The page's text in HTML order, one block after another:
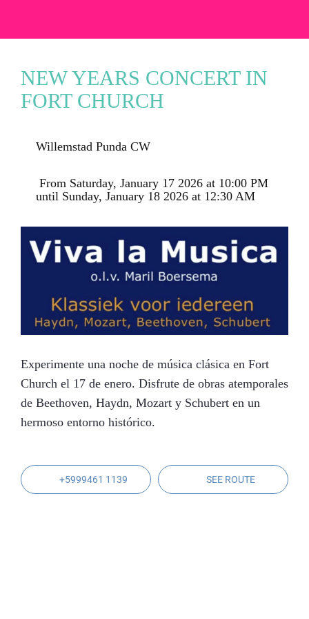
NEW YEARS CONCERT IN
FORT CHURCH
Willemstad Punda CW
until Sunday, January 18 2026 at 12:30 AM
Experimente una noche de música clásica en Fort
Church el 17 de enero. Disfrute de obras atemporales
de Beethoven, Haydn, Mozart y Schubert en un
hermoso entorno histórico.
+5999461 1139 SEE ROUTE